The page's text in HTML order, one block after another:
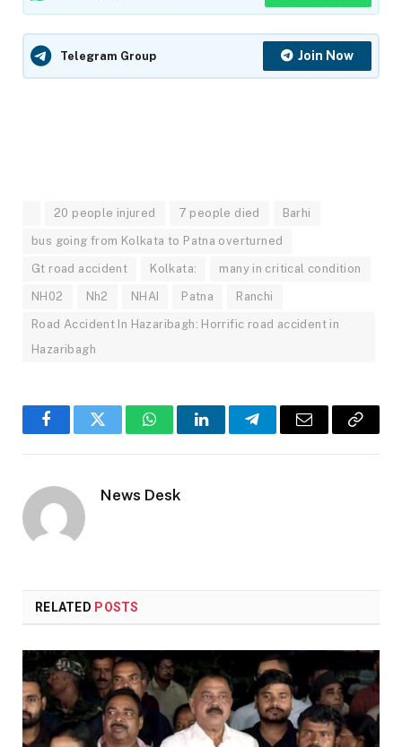
Telegram Group Join Now
20 people injured 7 people died Barhi
bus going from Kolkata to Patna overturned
Gt road accident Kolkata: many in critical condition
NH02 Nh2 NHAI Patna Ranchi
Road Accident In Hazaribagh: Horrific road accident in
Hazaribagh
FacebookTwitter WhatsAppLinkedInTelegramEmail
Copy
News Desk
RELATED POSTS